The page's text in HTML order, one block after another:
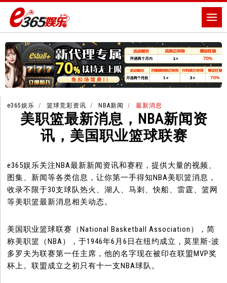
e365娱乐 篮球竞彩资讯 NBA新闻 最新消息
美职篮最新消息，NBA新闻资
讯，美国职业篮球联赛
e365娱乐关注NBA最新新闻资讯和赛程，提供大量的视频、
图集、新闻等各类信息，让你第一手得知NBA美职篮消息，
收录不限于30支球队热火、湖人、马刺、快船、雷霆、篮网
等美职篮最新消息相关动态。
美国职业篮球联赛（National Basketball Association），简
称美职篮（NBA），于1946年6月6日在纽约成立，莫里斯-波
多罗夫为联赛第一任主席，他的名字现在被印在联盟MVP奖
杯上。联盟成立之初只有十一支NBA球队。